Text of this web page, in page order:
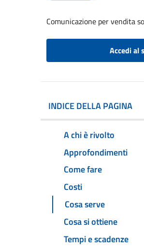
Comunicazione per vendita
Accedi al
INDICE DELLA PAGINA
A chi è rivolto
Approfondimenti
Come fare
Costi
Cosa serve
Cosa si ottiene
Tempi e scadenze